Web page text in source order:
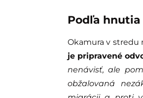
Podľa
Okamura v stredu
je pripravené
nenávisť, ale
obžalovaná